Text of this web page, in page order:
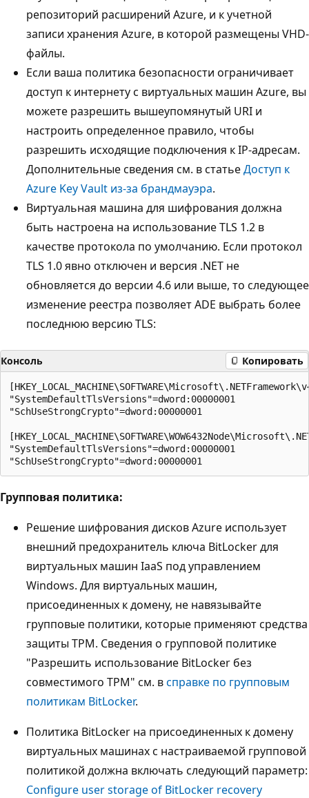
репозиторий расширений Azure, и к учетной
записи хранения Azure, в которой размещены VHD-
файлы.
Если ваша политика безопасности ограничивает
доступ к интернету с виртуальных машин Azure, вы
можете разрешить вышеупомянутый URI и
настроить определенное правило, чтобы
разрешить исходящие подключения к IP-адресам.
Дополнительные сведения см. в статьеДоступ к
Azure Key Vault из-за брандмауэра.
Виртуальная машина для шифрования должна
быть настроена на использование TLS 1.2 в
качестве протокола по умолчанию. Если протокол
TLS 1.0 явно отключен и версия .NET не
обновляется до версии 4.6 или выше, то следующее
изменение реестра позволяет ADE выбрать более
последнюю версию TLS:
Консоль Копировать
"SystemDefaultTlsVersions"=dword:00000001
"SchUseStrongCrypto"=dword:00000001
"SystemDefaultTlsVersions"=dword:00000001
Групповая политика:
Решение шифрования дисков Azure использует
внешний предохранитель ключа BitLocker для
виртуальных машин IaaS под управлением
Windows. Для виртуальных машин,
присоединенных к домену, не навязывайте
групповые политики, которые применяют средства
защиты TPM. Сведения о групповой политике
"Разрешить использование BitLocker без
совместимого TPM" см. всправке по групповым
политикам BitLocker.
Политика BitLocker на присоединенных к домену
виртуальных машинах с настраиваемой групповой
политикой должна включать следующий параметр:
Configure user storage of BitLocker recovery